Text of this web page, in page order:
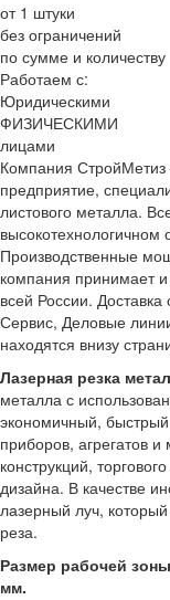
от 1 штуки
без ограничений
по сумме и количеству
Работаем с:
Юридическими
ФИЗИЧЕСКИМИ
лицами
Компания
предприятие,
листового металла.
Производственные
компания принимает
всей России.
Сервис, Деловые
находятся внизу
Лазерная резка
металла с
экономичный,
приборов, агрегатов
конструкций,
дизайна. В качестве
лазерный луч,
реза.
Размер рабочей
мм.